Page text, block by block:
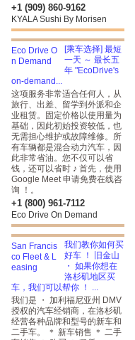
+1 (909) 860-9162
KYALA Sushi By Morisen
[乘车选择] 最短
一天 ～ 最长五
年 "EcoDrive's
on-demand...
这项服务非常适合任何人，从
旅行、出差、留学到外派和企
业租赁。固定价格以使用量为
基础，因此初始投资较低，也
无需担心维护或故障维修。所
有车辆都是混合动力汽车，因
此非常省油。您不仅可以省
钱，还可以省时 ♪ 首先，使用
Google Meet 申请免费在线咨
询 ！。
+1 (800) 961-7112
Eco Drive On Demand
我们教你如何买
好车 ！ 旧金山
・ 如果你想在
洛杉矶地区买
车，我们可以帮你 ！ ...
我们是 ・ 加利福尼亚州 DMV
授权的汽车经销商，在洛杉矶
经营各种品牌和型号的新车和
二手车。 ＊ 新车销售 ＊ 二手